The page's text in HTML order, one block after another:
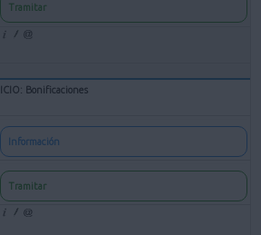
Tramitar
ICIO: Bonificaciones
Información
Tramitar